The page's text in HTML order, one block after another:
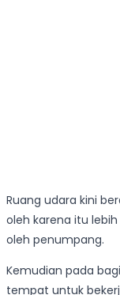
Ruang udara kini
oleh karena itu
oleh penumpang.
Kemudian pada
tempat untuk